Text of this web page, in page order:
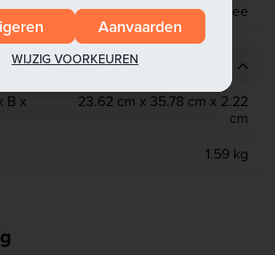
Nee
B x
23.62 cm x 35.78 cm x 2.22
cm
1.59 kg
Aanvaarden
WIJZIG VOORKEUREN